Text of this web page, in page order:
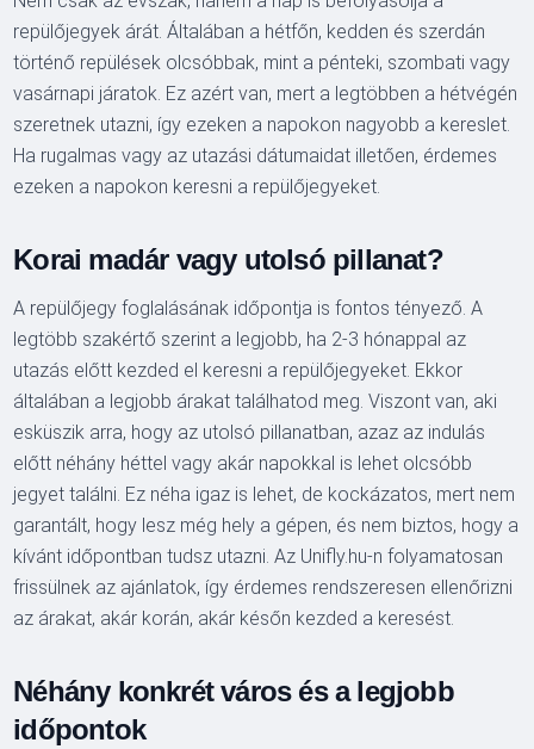
repülőjegyek árát. Általában a hétfőn, kedden és szerdán
történő repülések olcsóbbak, mint a pénteki, szombati vagy
vasárnapi járatok. Ez azért van, mert a legtöbben a hétvégén
szeretnek utazni, így ezeken a napokon nagyobb a kereslet.
Ha rugalmas vagy az utazási dátumaidat illetően, érdemes
ezeken a napokon keresni a repülőjegyeket.
Korai madár vagy utolsó pillanat?
A repülőjegy foglalásának időpontja is fontos tényező. A
legtöbb szakértő szerint a legjobb, ha 2-3 hónappal az
utazás előtt kezded el keresni a repülőjegyeket. Ekkor
általában a legjobb árakat találhatod meg. Viszont van, aki
esküszik arra, hogy az utolsó pillanatban, azaz az indulás
előtt néhány héttel vagy akár napokkal is lehet olcsóbb
jegyet találni. Ez néha igaz is lehet, de kockázatos, mert nem
garantált, hogy lesz még hely a gépen, és nem biztos, hogy a
kívánt időpontban tudsz utazni. Az Unifly.hu-n folyamatosan
frissülnek az ajánlatok, így érdemes rendszeresen ellenőrizni
az árakat, akár korán, akár későn kezded a keresést.
Néhány konkrét város és a legjobb
időpontok